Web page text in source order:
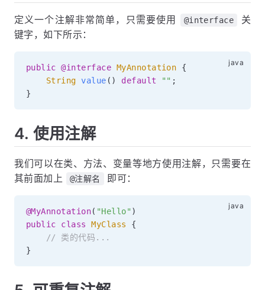
定义一个注解非常简单，只需要使用 @interface
关
键字，如下所示：
public @interface MyAnnotation
{
String value ( ) default "" ;
}
4. 使用注解
我们可以在类、方法、变量等地方使用注解，只需要在
其前面加上
@注解名 即可：
@MyAnnotation( "Hello" )
public
class MyClass
{
// 类的代码...
}